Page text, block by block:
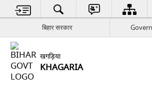
बिहार सरकार
खगड़िया
KHAGARIA